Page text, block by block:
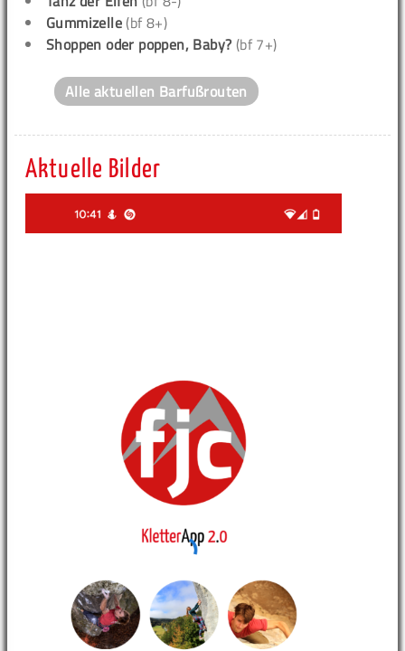
Gummizelle (bf 8+)
Shoppen oder poppen, Baby? (bf 7+)
Alle aktuellen Barfußrouten
Aktuelle Bilder